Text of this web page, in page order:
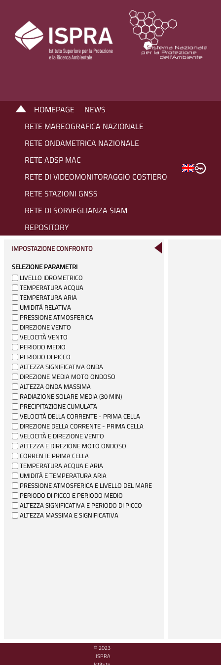
HOMEPAGE
NEWS
RETE MAREOGRAFICA NAZIONALE
RETE ONDAMETRICA NAZIONALE
RETE ADSP MAC
RETE DI VIDEOMONITORAGGIO COSTIERO
RETE STAZIONI GNSS
RETE DI SORVEGLIANZA SIAM
REPOSITORY
IMPOSTAZIONE CONFRONTO
SELEZIONE PARAMETRI
LIVELLO IDROMETRICO
TEMPERATURA ACQUA
TEMPERATURA ARIA
UMIDITÀ RELATIVA
PRESSIONE ATMOSFERICA
DIREZIONE VENTO
VELOCITÀ VENTO
PERIODO MEDIO
PERIODO DI PICCO
ALTEZZA SIGNIFICATIVA ONDA
DIREZIONE MEDIA MOTO ONDOSO
ALTEZZA ONDA MASSIMA
RADIAZIONE SOLARE MEDIA (30 MIN)
PRECIPITAZIONE CUMULATA
VELOCITÀ DELLA CORRENTE - PRIMA CELLA
DIREZIONE DELLA CORRENTE - PRIMA CELLA
VELOCITÀ E DIREZIONE VENTO
ALTEZZA E DIREZIONE MOTO ONDOSO
CORRENTE PRIMA CELLA
TEMPERATURA ACQUA E ARIA
UMIDITÀ E TEMPERATURA ARIA
PRESSIONE ATMOSFERICA E LIVELLO DEL MARE
PERIODO DI PICCO E PERIODO MEDIO
ALTEZZA SIGNIFICATIVA E PERIODO DI PICCO
ALTEZZA MASSIMA E SIGNIFICATIVA
© 2023
ISPRA